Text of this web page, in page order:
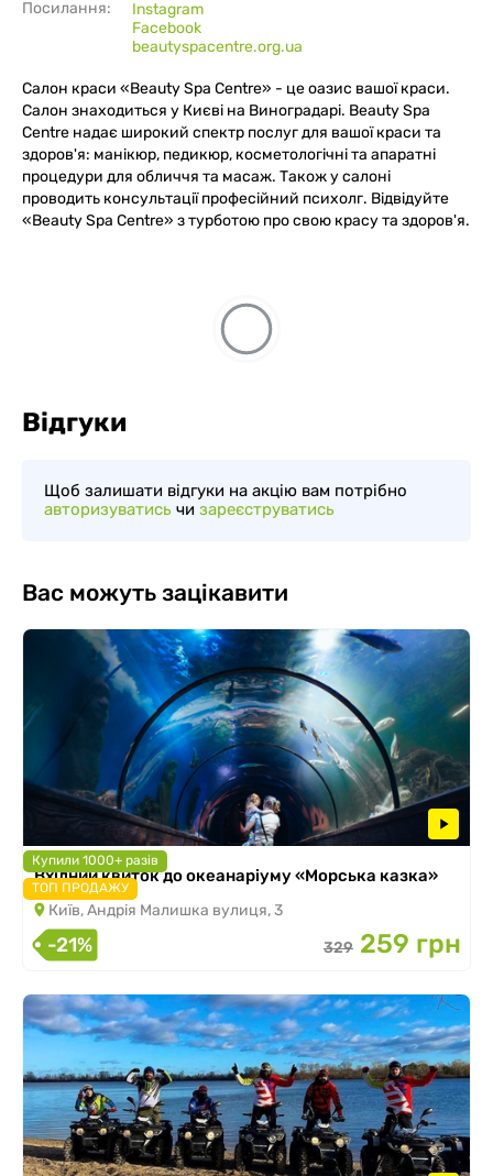
Посилання:
Instagram
Facebook
beautyspacentre.org.ua
Салон краси «Beauty Spa Centre» - це оазис вашої краси.
Салон знаходиться у Києві на Виноградарі. Beauty Spa
Centre надає широкий спектр послуг для вашої краси та
здоров'я: манікюр, педикюр, косметологічні та апаратні
процедури для обличчя та масаж. Також у салоні
проводить консультації професійний психолг. Відвідуйте
«Beauty Spa Centre» з турботою про свою красу та здоров'я.
Відгуки
Щоб залишати відгуки на акцію вам потрібно
авторизуватись чи зареєструватись
Вас можуть зацікавити
Купили 1000+ разів
ТОП ПРОДАЖУ
Вхідний квиток до океанаріуму «Морська казка»
Київ, Андрія Малишка вулиця, 3
-21% 329 259 грн